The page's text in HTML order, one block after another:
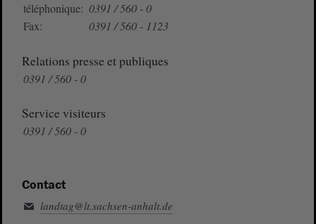
téléphonique: 0391 / 560 - 0
Fax:
0391 / 560 - 1123
Relations presse et publiques
0391 / 560 - 0
Service visiteurs
0391 / 560 - 0
Contact
landtag@lt.sachsen-anhalt.de